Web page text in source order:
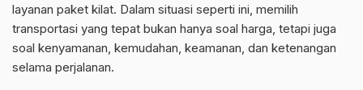
layanan paket kilat. Dalam situasi seperti ini, memilih
transportasi yang tepat bukan hanya soal harga, tetapi juga
soal kenyamanan, kemudahan, keamanan, dan ketenangan
selama perjalanan.